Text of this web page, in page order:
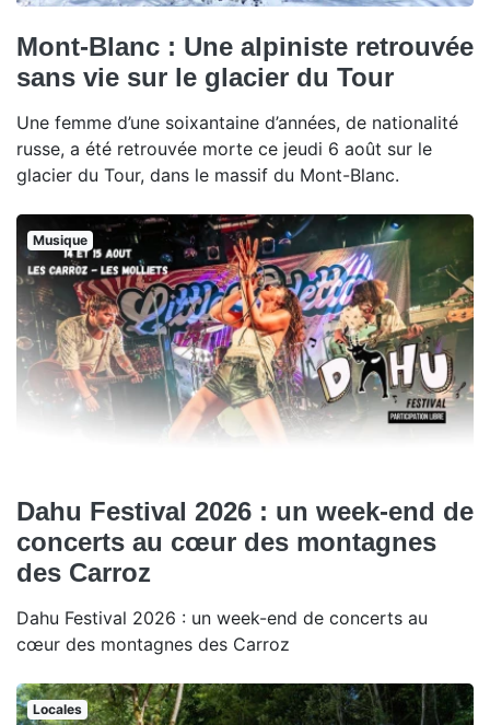
Mont-Blanc : Une alpiniste retrouvée
sans vie sur le glacier du Tour
Une femme d’une soixantaine d’années, de nationalité
russe, a été retrouvée morte ce jeudi 6 août sur le
glacier du Tour, dans le massif du Mont-Blanc.
Musique
Dahu Festival 2026 : un week-end de
concerts au cœur des montagnes
des Carroz
Dahu Festival 2026 : un week-end de concerts au
cœur des montagnes des Carroz
Locales